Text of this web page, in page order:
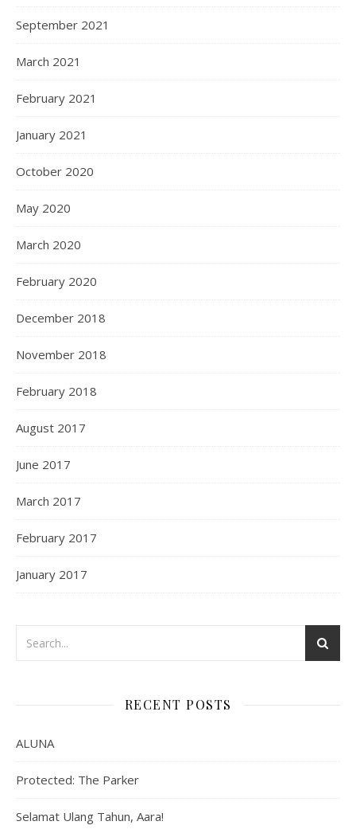
September 2021
March 2021
February 2021
January 2021
October 2020
May 2020
March 2020
February 2020
December 2018
November 2018
February 2018
August 2017
June 2017
March 2017
February 2017
January 2017
RECENT POSTS
ALUNA
Protected: The Parker
Selamat Ulang Tahun, Aara!